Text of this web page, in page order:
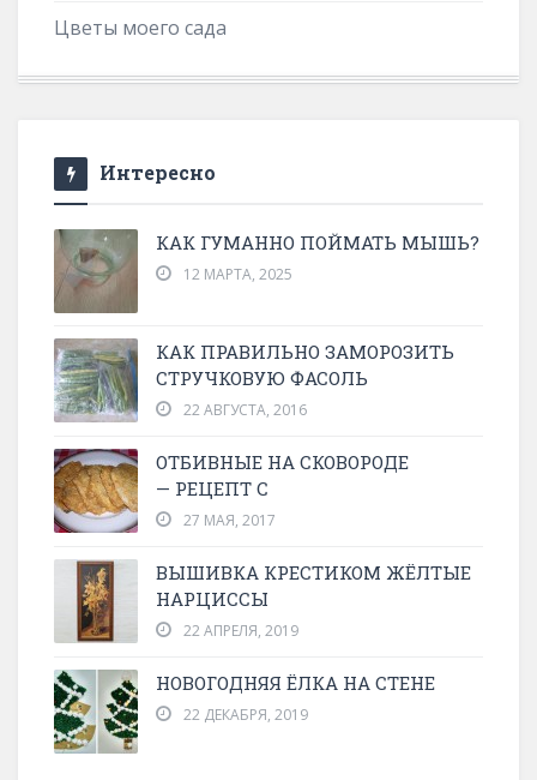
Цветы моего сада
Интересно
КАК ГУМАННО ПОЙМАТЬ МЫШЬ?
12 МАРТА, 2025
КАК ПРАВИЛЬНО ЗАМОРОЗИТЬ
СТРУЧКОВУЮ ФАСОЛЬ
22 АВГУСТА, 2016
ОТБИВНЫЕ НА СКОВОРОДЕ
— РЕЦЕПТ С
27 МАЯ, 2017
ВЫШИВКА КРЕСТИКОМ ЖЁЛТЫЕ
НАРЦИССЫ
22 АПРЕЛЯ, 2019
НОВОГОДНЯЯ ЁЛКА НА СТЕНЕ
22 ДЕКАБРЯ, 2019